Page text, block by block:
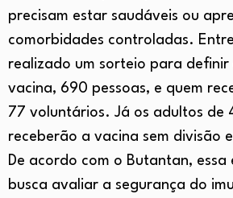
precisam estar saudáveis ou
comorbidades controladas.
realizado um sorteio para definir
vacina, 690 pessoas, e quem
77 voluntários. Já os adultos de
receberão a vacina sem divisão
De acordo com o Butantan,
busca avaliar a segurança do